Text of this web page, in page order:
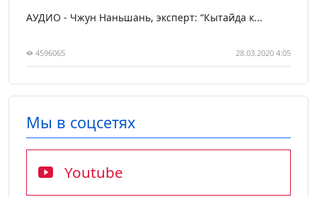
АУДИО - Чжун Наньшань, эксперт: “Кытайда к...
4596065 28.03.2020 4:05
Мы в соцсетях
Youtube